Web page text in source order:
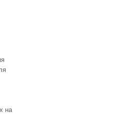
на